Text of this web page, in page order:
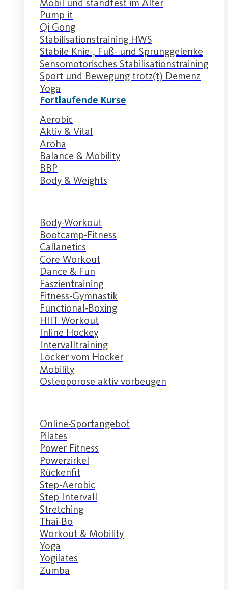
Pump it
Qi Gong
Stabilisationstraining HWS
Stabile Knie-, Fuß- und Sprunggelenke
Sensomotorisches Stabilisationstraining
Sport und Bewegung trotz(t) Demenz
Yoga
Fortlaufende Kurse
Aerobic
Aktiv & Vital
Aroha
Balance & Mobility
BBP
Body & Weights
Body-Workout
Bootcamp-Fitness
Callanetics
Core Workout
Dance & Fun
Faszientraining
Fitness-Gymnastik
Functional-Boxing
HIIT Workout
Inline Hockey
Intervalltraining
Locker vom Hocker
Mobility
Osteoporose aktiv vorbeugen
Online-Sportangebot
Pilates
Power Fitness
Powerzirkel
Rückenfit
Step-Aerobic
Step Intervall
Stretching
Thai-Bo
Workout & Mobility
Yoga
Yogilates
Zumba